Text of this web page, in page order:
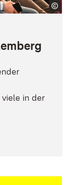
in der